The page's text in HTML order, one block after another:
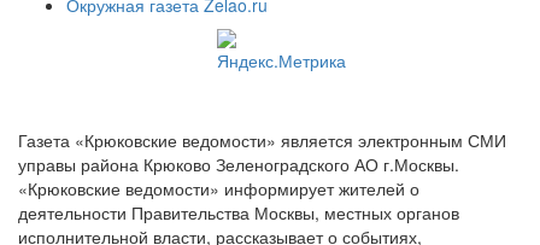
Газета «Крюковские ведомости» является электронным СМИ
управы района Крюково Зеленоградского АО г.Москвы.
«Крюковские ведомости» информирует жителей о
деятельности Правительства Москвы, местных органов
исполнительной власти, рассказывает о событиях,